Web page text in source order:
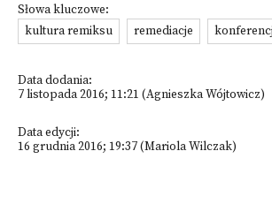
Słowa kluczowe:
kultura remiksu
remediacje
Data dodania:
7 listopada 2016; 11:21 (Agnieszka Wójtowicz)
Data edycji:
16 grudnia 2016; 19:37 (Mariola Wilczak)